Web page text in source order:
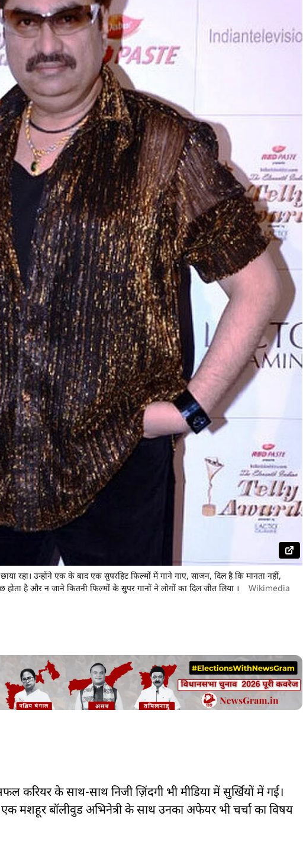
रहा। उन्होंने एक के बाद एक सुपरहिट फिल्मों में गाने गाए, साजन, दिल है कि मानता नहीं,
है और न जाने कितनी फिल्मों के सुपर गानों ने लोगों का दिल जीत लिया ।
Wikimedia
करियर के साथ-साथ निजी ज़िंदगी भी मीडिया में सुर्खियों में गई।
एक मशहूर बॉलीवुड अभिनेत्री के साथ उनका अफेयर भी चर्चा का विषय